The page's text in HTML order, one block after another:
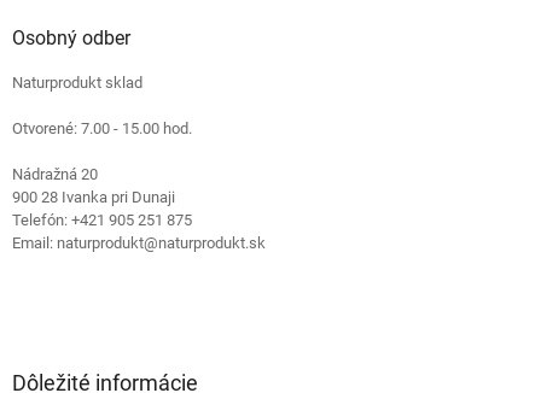
Osobný odber
Naturprodukt sklad
Otvorené: 7.00 - 15.00 hod.
Nádražná 20
900 28 Ivanka pri Dunaji
Telefón: +421 905 251 875
Email: naturprodukt@naturprodukt.sk
Dôležité informácie